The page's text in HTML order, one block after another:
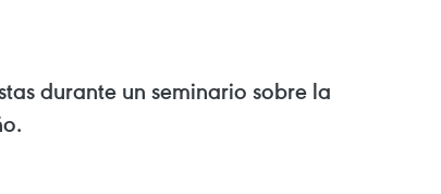
durante un seminario sobre la